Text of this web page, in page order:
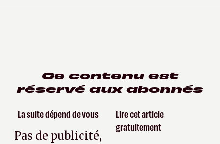
Ce contenu est
réservé aux abonnés
La suite dépend de vous
Pas de publicité,
Lire cet article
gratuitement